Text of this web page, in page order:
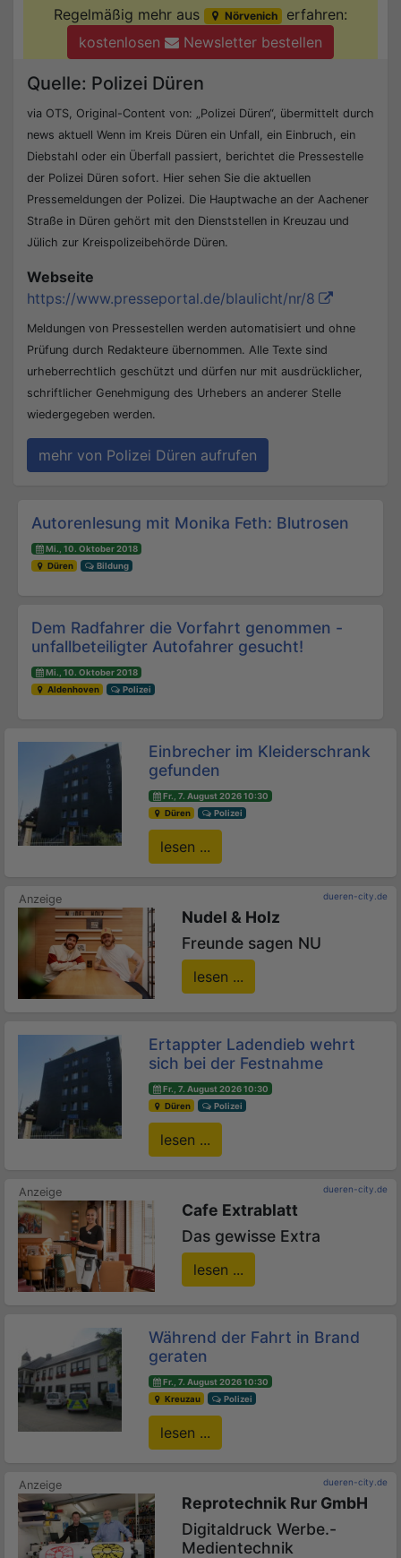
Regelmäßig mehr aus
Nörvenich
erfahren:
kostenlosen
Newsletter bestellen
Quelle: Polizei Düren
via OTS, Original-Content von: „Polizei Düren“, übermittelt durch
news aktuell Wenn im Kreis Düren ein Unfall, ein Einbruch, ein
Diebstahl oder ein Überfall passiert, berichtet die Pressestelle
der Polizei Düren sofort. Hier sehen Sie die aktuellen
Pressemeldungen der Polizei. Die Hauptwache an der Aachener
Straße in Düren gehört mit den Dienststellen in Kreuzau und
Jülich zur Kreispolizeibehörde Düren.
Webseite
https://www.presseportal.de/blaulicht/nr/8
Meldungen von Pressestellen werden automatisiert und ohne
Prüfung durch Redakteure übernommen. Alle Texte sind
urheberrechtlich geschützt und dürfen nur mit ausdrücklicher,
schriftlicher Genehmigung des Urhebers an anderer Stelle
wiedergegeben werden.
mehr von Polizei Düren aufrufen
Beitrags-Navigation
Autorenlesung mit Monika Feth: Blutrosen
Mi., 10. Oktober 2018
Düren
Bildung
Dem Radfahrer die Vorfahrt genommen -
unfallbeteiligter Autofahrer gesucht!
Mi., 10. Oktober 2018
Aldenhoven
Polizei
Einbrecher im Kleiderschrank
gefunden
Fr., 7. August 2026 10:30
Düren
Polizei
lesen ...
dueren-city.de
Nudel & Holz
Freunde sagen NU
lesen ...
Ertappter Ladendieb wehrt
sich bei der Festnahme
Fr., 7. August 2026 10:30
Düren
Polizei
lesen ...
dueren-city.de
Cafe Extrablatt
Das gewisse Extra
lesen ...
Während der Fahrt in Brand
geraten
Fr., 7. August 2026 10:30
Kreuzau
Polizei
lesen ...
dueren-city.de
Reprotechnik Rur GmbH
Digitaldruck Werbe.-
Medientechnik